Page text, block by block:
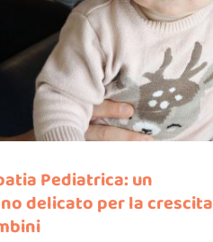
Pediatrica: un
delicato per la crescita